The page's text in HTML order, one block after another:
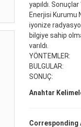
yapıldı.
Enerjisi Kurumu
iyonize
bilgiye sahip
varıldı.
YÖNTEMLER:
BULGULAR:
SONUÇ:
Anahtar
Corresponding